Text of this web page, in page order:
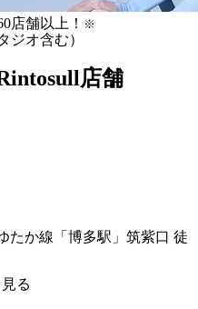
店舗以上！ ※
ジオ含む）
店舗
たか線 「 博多駅 」 筑紫口 徒
る